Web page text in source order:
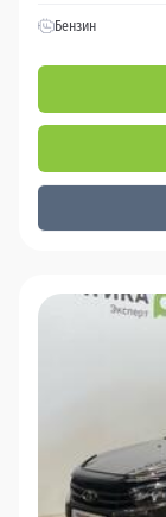
Бензин